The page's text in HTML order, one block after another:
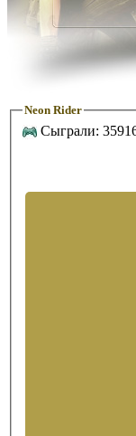
Neon Rider
Сыграли: